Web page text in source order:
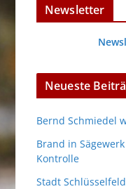
Newsletter
Neueste
Bernd Schmiedel
Brand in
Kontrolle
Stadt